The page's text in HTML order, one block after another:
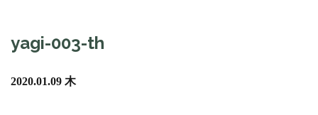
yagi-003-th
2020.01.09 木